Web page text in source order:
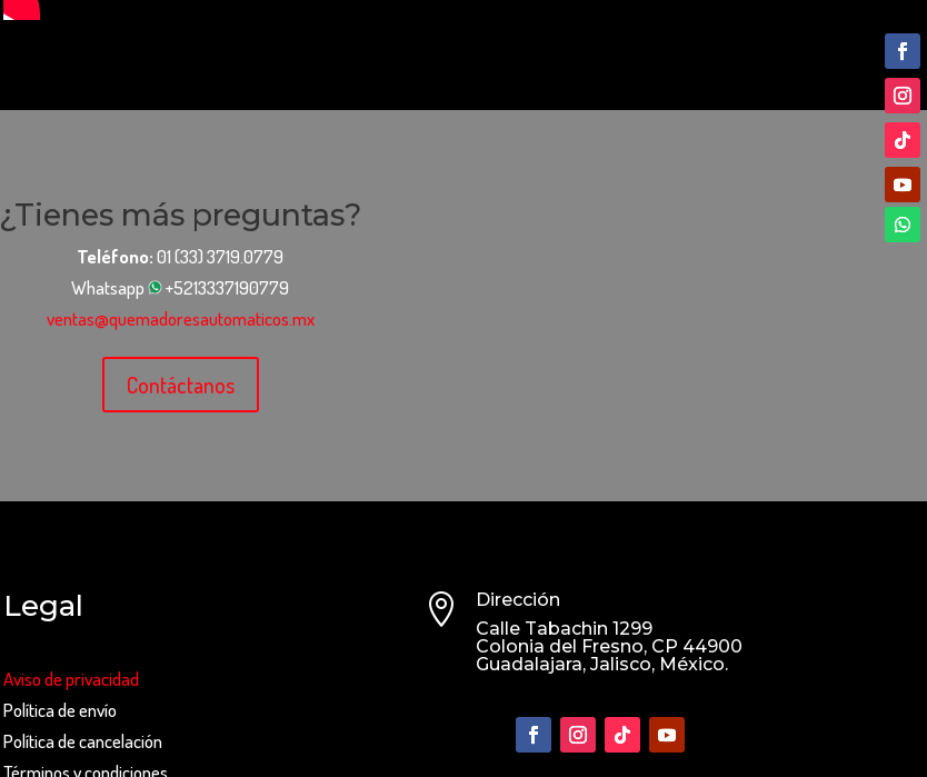
¿Tienes más preguntas?
Teléfono:01 (33) 3719.0779
Whatsapp
+5213337190779
ventas@quemadoresautomaticos.mx
Contáctanos
Legal
Aviso de privacidad
Política de envío
Política de cancelación

Dirección
Calle Tabachin 1299
Colonia del Fresno, CP 44900
Guadalajara, Jalisco, México.